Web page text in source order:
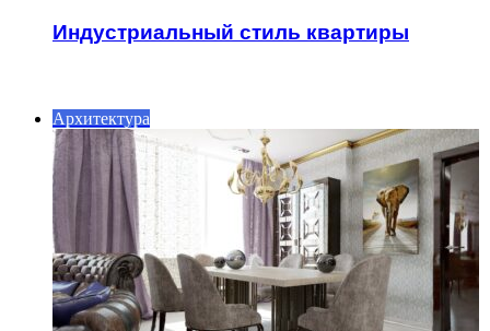
Индустриальный стиль квартиры
Архитектура